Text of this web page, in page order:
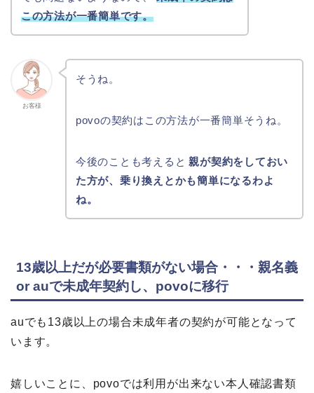
この方法が一番簡単です。
お客様
そうね。
povoの契約はこの方法が一番簡単そうね。
今後のことも考えると 親が契約をしておい
た方が、乗り換えとかも簡単になるわよ
ね。
13歳以上だが必要書類がない場合・・・親名義
or auで未成年契約し、povoに移行
auでも13歳以上の場合未成年者の契約が可能となって
います。
嬉しいことに、povoでは利用が出来ない本人確認書類